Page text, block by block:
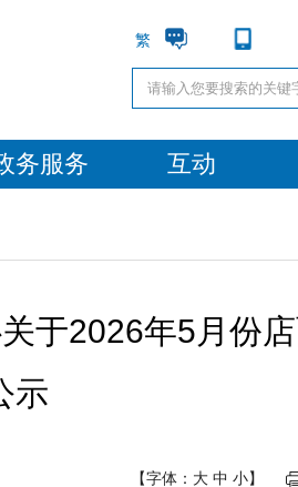
繁
务服务 互动
于2026年5月份
示
【字体： 大 中 小】